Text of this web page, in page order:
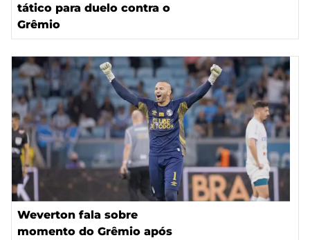
tático para duelo contra o
Grêmio
Weverton fala sobre
momento do Grêmio após